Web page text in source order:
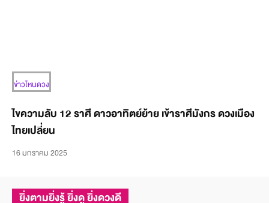
ข่าวโหนดวง
ไขความลับ 12 ราศี ดาวอาทิตย์ย้าย เข้าราศีมังกร ดวงเมือง
ไทยเปลี่ยน
16 มกราคม 2025
ยิ่งตามยิ่งรู้ ยิ่งดู ยิ่งดวงดี